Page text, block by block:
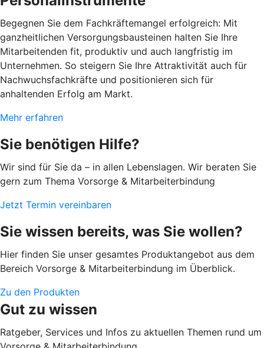
Begegnen Sie dem Fachkräftemangel erfolgreich: Mit
ganzheitlichen Versorgungsbausteinen halten Sie Ihre
Mitarbeitenden fit, produktiv und auch langfristig im
Unternehmen. So steigern Sie Ihre Attraktivität auch für
Nachwuchsfachkräfte und positionieren sich für
anhaltenden Erfolg am Markt.
Mehr erfahren
Sie benötigen Hilfe?
Wir sind für Sie da – in allen Lebenslagen. Wir beraten Sie
gern zum Thema Vorsorge & Mitarbeiterbindung
Jetzt Termin vereinbaren
Sie wissen bereits, was Sie wollen?
Hier finden Sie unser gesamtes Produktangebot aus dem
Bereich Vorsorge & Mitarbeiterbindung im Überblick.
Zu den Produkten
Gut zu wissen
Ratgeber, Services und Infos zu aktuellen Themen rund um